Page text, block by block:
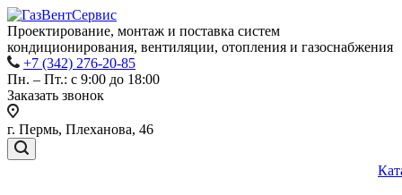
Проектирование, монтаж и поставка систем
кондиционирования, вентиляции, отопления и газоснабжения
+7 (342) 276-20-85
Пн. – Пт.: с 9:00 до 18:00
Заказать звонок
г. Пермь, Плеханова, 46